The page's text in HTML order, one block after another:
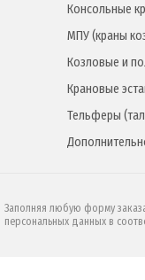
Консольные
МПУ (краны
Козловые и
Крановые
Тельферы
Заполняя любую форму
персональных данных в